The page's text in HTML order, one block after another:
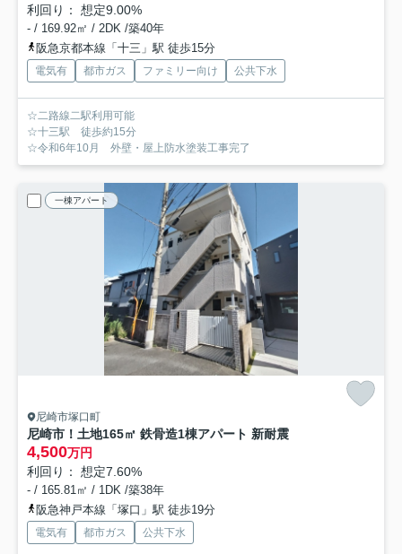
利回り： 想定9.00%
- / 169.92㎡ / 2DK /築40年
阪急京都本線「十三」駅 徒歩15分
電気有 都市ガス ファミリー向け 公共下水
☆二路線二駅利用可能
☆十三駅 徒歩約15分
☆令和6年10月 外壁・屋上防水塗装工事完了
一棟アパート
尼崎市塚口町
尼崎市！土地165㎡ 鉄骨造1棟アパート 新耐震
4,500万円
利回り： 想定7.60%
- / 165.81㎡ / 1DK /築38年
阪急神戸本線「塚口」駅 徒歩19分
電気有 都市ガス 公共下水